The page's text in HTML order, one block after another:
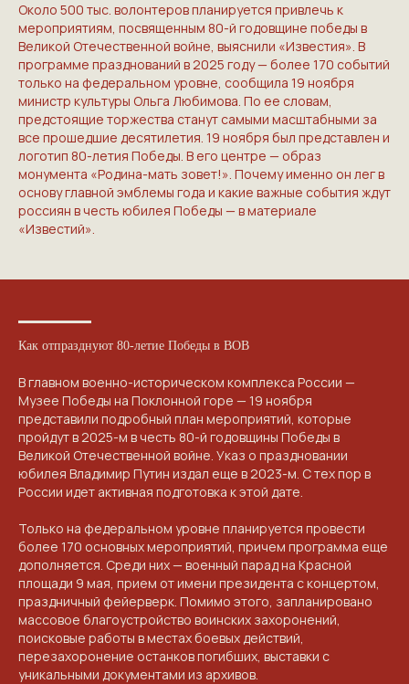
Около 500 тыс. волонтеров планируется привлечь к
мероприятиям, посвященным 80-й годовщине победы в
Великой Отечественной войне, выяснили «Известия». В
программе празднований в 2025 году — более 170 событий
только на федеральном уровне, сообщила 19 ноября
министр культуры Ольга Любимова. По ее словам,
предстоящие торжества станут самыми масштабными за
все прошедшие десятилетия. 19 ноября был представлен и
логотип 80-летия Победы. В его центре — образ
монумента «Родина-мать зовет!». Почему именно он лег в
основу главной эмблемы года и какие важные события ждут
россиян в честь юбилея Победы — в материале
«Известий».
Как отпразднуют 80-летие Победы в ВОВ
В главном военно-историческом комплекса России —
Музее Победы на Поклонной горе — 19 ноября
представили подробный план мероприятий, которые
пройдут в 2025-м в честь 80-й годовщины Победы в
Великой Отечественной войне. Указ о праздновании
юбилея Владимир Путин издал еще в 2023-м. С тех пор в
России идет активная подготовка к этой дате.
Только на федеральном уровне планируется провести
более 170 основных мероприятий, причем программа еще
дополняется. Среди них — военный парад на Красной
площади 9 мая, прием от имени президента с концертом,
праздничный фейерверк. Помимо этого, запланировано
массовое благоустройство воинских захоронений,
поисковые работы в местах боевых действий,
перезахоронение останков погибших, выставки с
уникальными документами из архивов.